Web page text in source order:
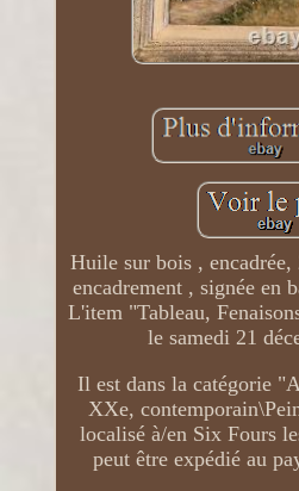
Huile sur bois ,
encadrement , signée en
L'item "Tableau,
le samedi 21
Il est dans la catégorie
XXe,
localisé à/en Six Fours
peut être expédié au